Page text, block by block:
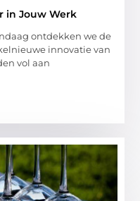
in Jouw Werk
ontdekken we de
innovatie van
vol aan